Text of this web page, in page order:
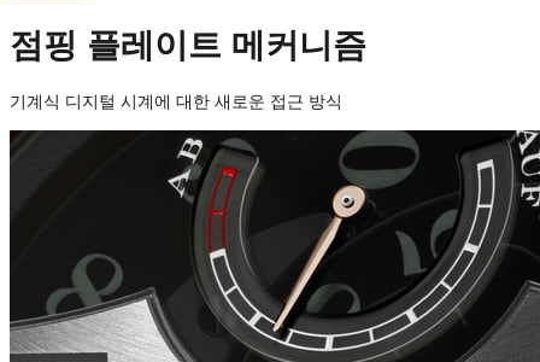
점핑 플레이트 메커니즘
기계식 디지털 시계에 대한 새로운 접근 방식